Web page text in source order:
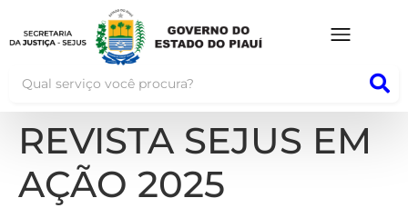
REVISTA SEJUS EM
AÇÃO 2025